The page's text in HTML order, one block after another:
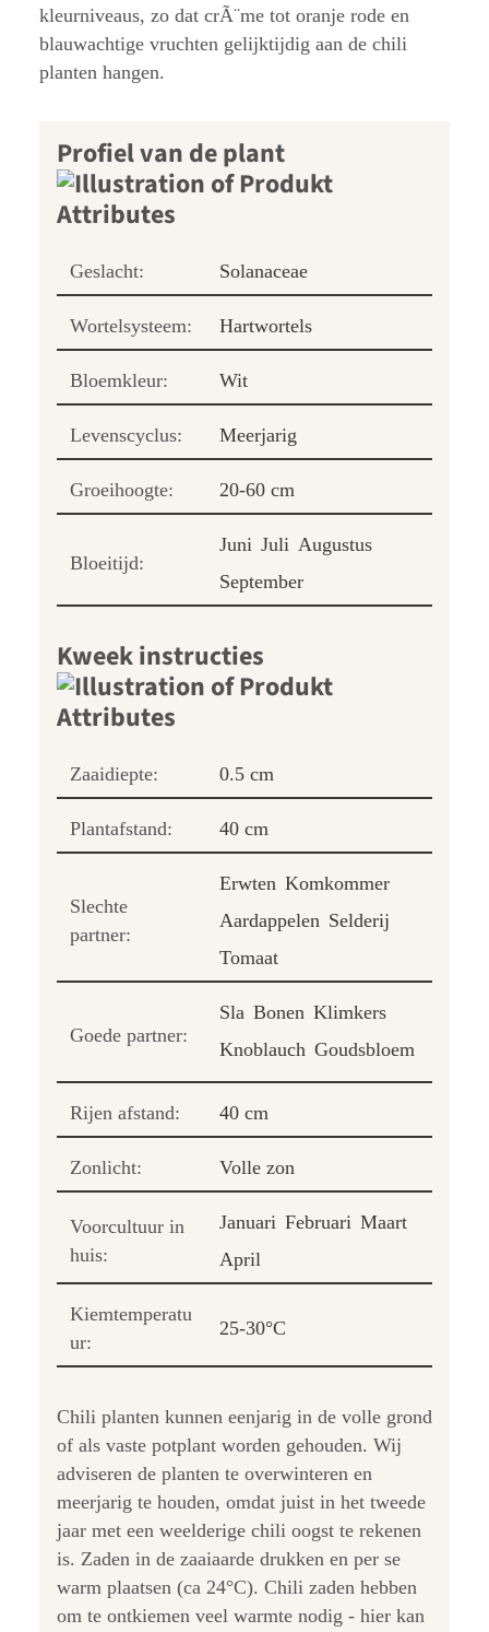
kleurniveaus, zo dat crÃ¨me tot oranje rode en
blauwachtige vruchten gelijktijdig aan de chili
planten hangen.
Profiel van de plant
Geslacht: Solanaceae
Wortelsysteem: Hartwortels
Bloemkleur: Wit
Levenscyclus: Meerjarig
Groeihoogte: 20-60 cm
Bloeitijd:
Juni Juli Augustus
September
Kweek instructies
Zaaidiepte: 0.5 cm
Plantafstand: 40 cm
Slechte
partner:
Erwten Komkommer
Aardappelen Selderij
Tomaat
Goede partner:
Sla Bonen Klimkers
Knoblauch Goudsbloem
Rijen afstand: 40 cm
Zonlicht: Volle zon
Voorcultuur in
huis:
Januari Februari Maart
April
Kiemtemperatu
ur:
25-30°C
Chili planten kunnen eenjarig in de volle grond
of als vaste potplant worden gehouden. Wij
adviseren de planten te overwinteren en
meerjarig te houden, omdat juist in het tweede
jaar met een weelderige chili oogst te rekenen
is. Zaden in de zaaiaarde drukken en per se
warm plaatsen (ca 24°C). Chili zaden hebben
om te ontkiemen veel warmte nodig - hier kan